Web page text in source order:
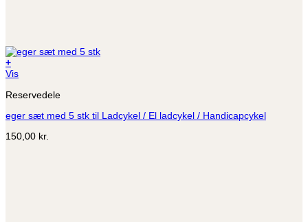
+
Dette
har
varianter.
kan
Vis
Reservedele
eger sæt med 5 stk til Ladcykel / El ladcykel / Handicapcykel
150,00 kr.